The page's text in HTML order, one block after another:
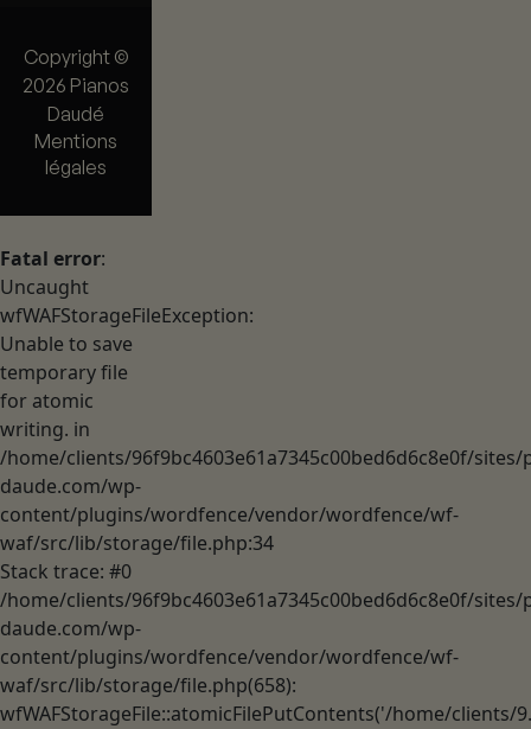
Copyright ©
2026 Pianos
Daudé
Mentions
légales
Fatal error:
Uncaught
wfWAFStorageFileException:
Unable to save
temporary file
for atomic
writing. in
/home/clients/96f9bc4603e61a7345c00bed6d6c8e0f/sites/
daude.com/wp-
content/plugins/wordfence/vendor/wordfence/wf-
waf/src/lib/storage/file.php:34
Stack trace: #0
/home/clients/96f9bc4603e61a7345c00bed6d6c8e0f/sites/
daude.com/wp-
content/plugins/wordfence/vendor/wordfence/wf-
waf/src/lib/storage/file.php(658):
wfWAFStorageFile::atomicFilePutContents('/home/clients/